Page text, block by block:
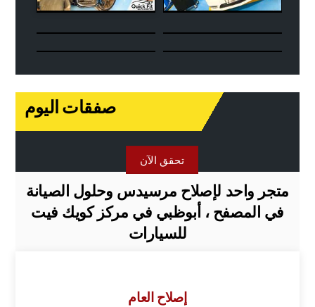
صفقات اليوم
تحقق الآن
متجر واحد لإصلاح مرسيدس وحلول الصيانة
في المصفح ، أبوظبي في مركز كويك فيت
للسيارات
إصلاح العام